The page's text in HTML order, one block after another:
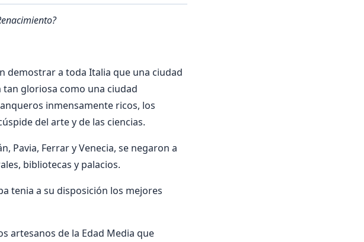
demostrar a toda Italia que una ciudad
gloriosa como una ciudad
inmensamente ricos, los
del arte y de las ciencias.
Pavia, Ferrar y Venecia, se negaron a
bibliotecas y palacios.
tenia a su disposición los mejores
artesanos de la Edad Media que